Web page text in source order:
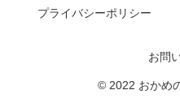
プライバシーポリシー
お問
© 2022 おかめ